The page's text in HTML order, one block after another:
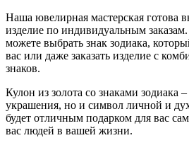
Наша ювелирная мастерская готова
изделие по индивидуальным
можете выбрать знак зодиака,
вас или даже заказать изделие с
знаков.
Кулон из золота со знаками зодиака
украшения, но и символ личной и
будет отличным подарком для вас
вас людей в вашей жизни.